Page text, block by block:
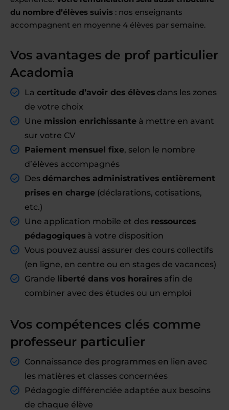
du nombre d’élèves suivis : nos enseignants
accompagnent en moyenne 4 élèves par semaine.
Vos avantages de prof particulier
Acadomia
La certitude d’avoir des élèves dans les zones
de votre choix
Une mission enrichissante à mettre en avant
sur votre CV
Paiement mensuel fixe, selon le nombre
d’élèves accompagnés
Des démarches administratives entièrement
prises en charge (déclarations, cotisations,
etc.)
Une application mobile et des ressources
pédagogiques à votre disposition
Vous pouvez aussi assurer des cours collectifs
(en ligne, en centre ou en stages de vacances)
Grande liberté dans vos horaires afin de
combiner avec des études ou un emploi
Vos compétences clés comme
professeur particulier
Connaissance des programmes en lien avec
les matières et classes concernées
Pédagogie différenciée adaptée aux besoins
de chaque élève